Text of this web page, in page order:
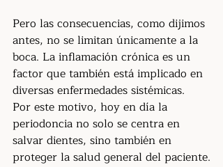
Pero las consecuencias, como dijimos
antes, no se limitan únicamente a la
boca. La inflamación crónica es un
factor que también está implicado en
diversas enfermedades sistémicas.
Por este motivo, hoy en día la
periodoncia no solo se centra en
salvar dientes, sino también en
proteger la salud general del paciente.